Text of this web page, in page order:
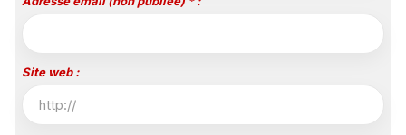
Site web :